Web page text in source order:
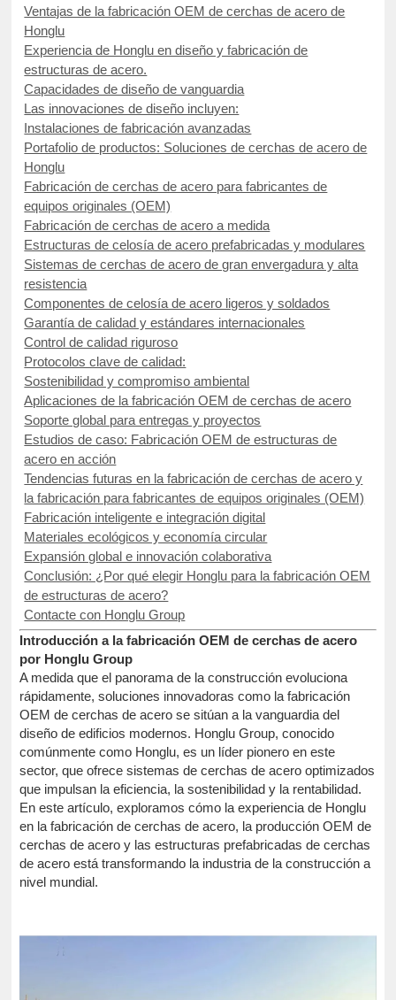
Ventajas de la fabricación OEM de cerchas de acero de
Honglu
Experiencia de Honglu en diseño y fabricación de
estructuras de acero.
Capacidades de diseño de vanguardia
Las innovaciones de diseño incluyen:
Instalaciones de fabricación avanzadas
Portafolio de productos: Soluciones de cerchas de acero de
Honglu
Fabricación de cerchas de acero para fabricantes de
equipos originales (OEM)
Fabricación de cerchas de acero a medida
Estructuras de celosía de acero prefabricadas y modulares
Sistemas de cerchas de acero de gran envergadura y alta
resistencia
Componentes de celosía de acero ligeros y soldados
Garantía de calidad y estándares internacionales
Control de calidad riguroso
Protocolos clave de calidad:
Sostenibilidad y compromiso ambiental
Aplicaciones de la fabricación OEM de cerchas de acero
Soporte global para entregas y proyectos
Estudios de caso: Fabricación OEM de estructuras de
acero en acción
Tendencias futuras en la fabricación de cerchas de acero y
la fabricación para fabricantes de equipos originales (OEM)
Fabricación inteligente e integración digital
Materiales ecológicos y economía circular
Expansión global e innovación colaborativa
Conclusión: ¿Por qué elegir Honglu para la fabricación OEM
de estructuras de acero?
Contacte con Honglu Group
Introducción a la fabricación OEM de cerchas de acero
por Honglu Group
A medida que el panorama de la construcción evoluciona
rápidamente, soluciones innovadoras como la fabricación
OEM de cerchas de acero se sitúan a la vanguardia del
diseño de edificios modernos. Honglu Group, conocido
comúnmente como Honglu, es un líder pionero en este
sector, que ofrece sistemas de cerchas de acero optimizados
que impulsan la eficiencia, la sostenibilidad y la rentabilidad.
En este artículo, exploramos cómo la experiencia de Honglu
en la fabricación de cerchas de acero, la producción OEM de
cerchas de acero y las estructuras prefabricadas de cerchas
de acero está transformando la industria de la construcción a
nivel mundial.